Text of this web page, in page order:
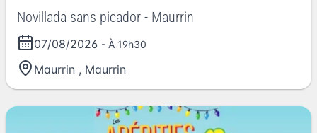
Novillada sans picador - Maurrin
07/08/2026 - À 19h30
Maurrin , Maurrin